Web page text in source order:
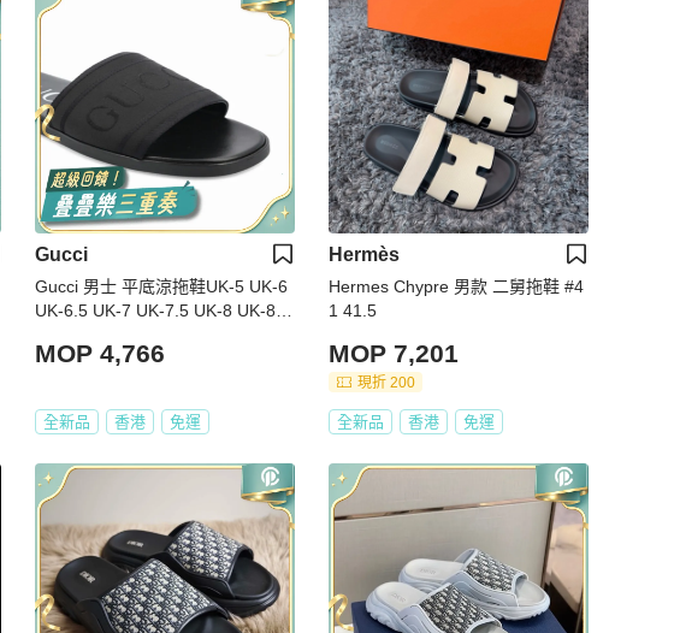
Gucci
Gucci 男士 平底涼拖鞋UK-5 UK-6
UK-6.5 UK-7 UK-7.5 UK-8 UK-8.5
1 UK-11.5 UK-12 UK-12.5 UK-13
MOP 4,766
全新品 香港 免運
Hermès
Hermes Chypre 男款 二舅拖鞋 #4
1 41.5
MOP 7,201
現折 200
全新品 香港 免運